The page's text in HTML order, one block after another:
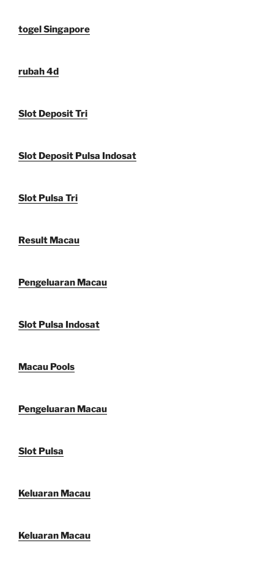
togel Singapore
rubah 4d
Slot Deposit Tri
Slot Deposit Pulsa Indosat
Slot Pulsa Tri
Result Macau
Pengeluaran Macau
Slot Pulsa Indosat
Macau Pools
Pengeluaran Macau
Slot Pulsa
Keluaran Macau
Keluaran Macau